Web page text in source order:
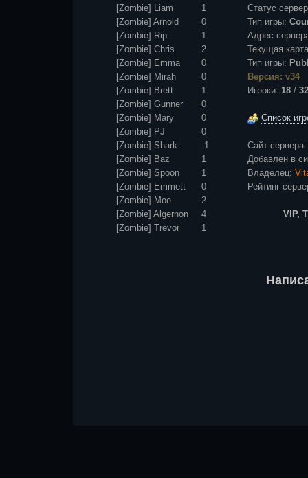
[Zombie] Liam
1
[Zombie] Arnold
0
[Zombie] Rip
1
[Zombie] Chris
2
[Zombie] Emma
0
[Zombie] Mirah
0
[Zombie] Brett
1
[Zombie] Gunner
0
[Zombie] Mary
0
[Zombie] PJ
0
[Zombie] Shark
-1
[Zombie] Baz
1
[Zombie] Spoon
1
[Zombie] Emmett
0
[Zombie] Moe
2
[Zombie] Algernon
4
[Zombie] Trevor
1
Статус
Тип игры:
Адрес
Текущая
Тип игры:
Версия: v34
Игроки: 18 / 32
Список
Сайт
Добавлен в
Владелец:
Рейтинг
VIP,